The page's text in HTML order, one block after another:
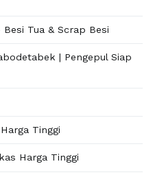
Tua & Scrap Besi
| Pengepul Siap
Tinggi
Harga Tinggi